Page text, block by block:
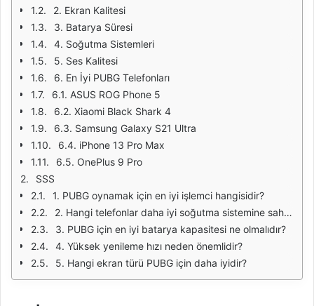
2. Ekran Kalitesi
3. Batarya Süresi
4. Soğutma Sistemleri
5. Ses Kalitesi
6. En İyi PUBG Telefonları
6.1. ASUS ROG Phone 5
6.2. Xiaomi Black Shark 4
6.3. Samsung Galaxy S21 Ultra
6.4. iPhone 13 Pro Max
6.5. OnePlus 9 Pro
SSS
1. PUBG oynamak için en iyi işlemci hangisidir?
2. Hangi telefonlar daha iyi soğutma sistemine sahiptir?
3. PUBG için en iyi batarya kapasitesi ne olmalıdır?
4. Yüksek yenileme hızı neden önemlidir?
5. Hangi ekran türü PUBG için daha iyidir?